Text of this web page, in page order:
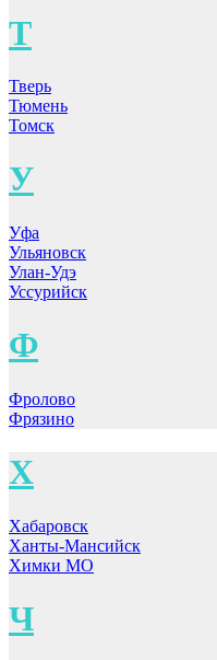
Т
Тверь
Тюмень
Томск
У
Уфа
Ульяновск
Улан-Удэ
Уссурийск
Ф
Фролово
Фрязино
Х
Хабаровск
Ханты-Мансийск
Химки МО
Ч